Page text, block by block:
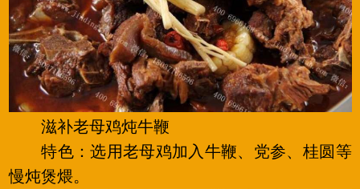
滋补老母鸡炖牛鞭
特色：选用老母鸡加入牛鞭、党参、桂圆等
慢炖煲煨。